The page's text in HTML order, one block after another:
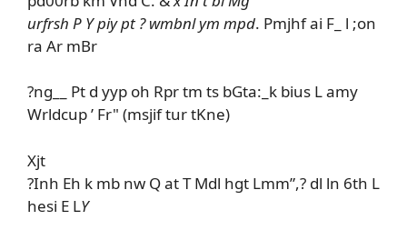
urfrsh P Y piy pt ? wmbnl ym mpd. Pmjhf ai F_ l ;on
ra Ar mBr
?ng__ Pt d yyp oh Rpr tm ts bGta:_k bius L amy
Wrldcup ’ Fr" (msjif tur tKne)
Xjt
?Inh Eh k mb nw Q at T Mdl hgt Lmm”,? dl ln 6th L
hesi E LY